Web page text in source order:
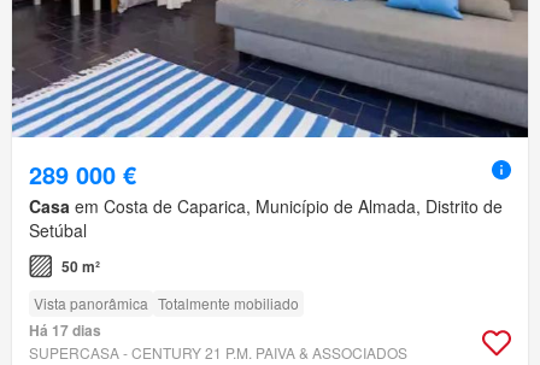
289 000 €
Casa em Costa de Caparica, Município de Almada, Distrito de
Setúbal
50 m²
Vista panorâmica Totalmente mobiliado
Há 17 dias
SUPERCASA - CENTURY 21 P.M. PAIVA & ASSOCIADOS